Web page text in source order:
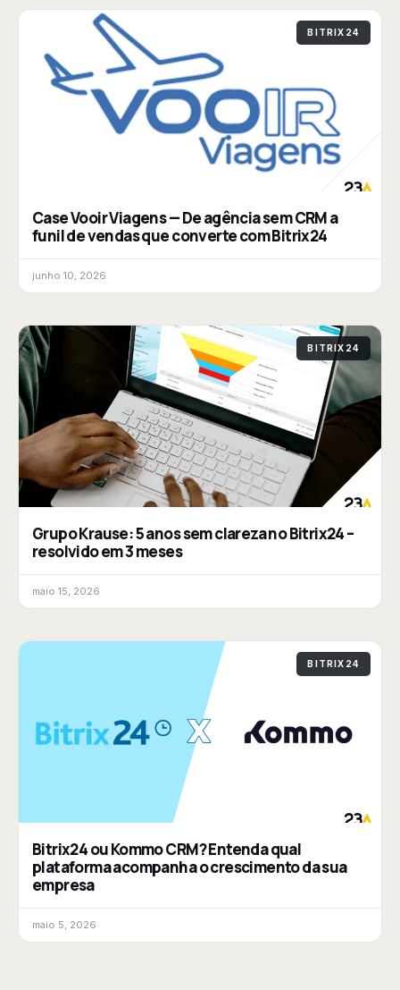
BITRIX24
Case Vooir Viagens — De agência sem CRM a
funil de vendas que converte com Bitrix24
junho 10, 2026
BITRIX24
Grupo Krause: 5 anos sem clareza no Bitrix24 –
resolvido em 3 meses
maio 15, 2026
BITRIX24
Bitrix24 ou Kommo CRM? Entenda qual
plataforma acompanha o crescimento da sua
empresa
maio 5, 2026